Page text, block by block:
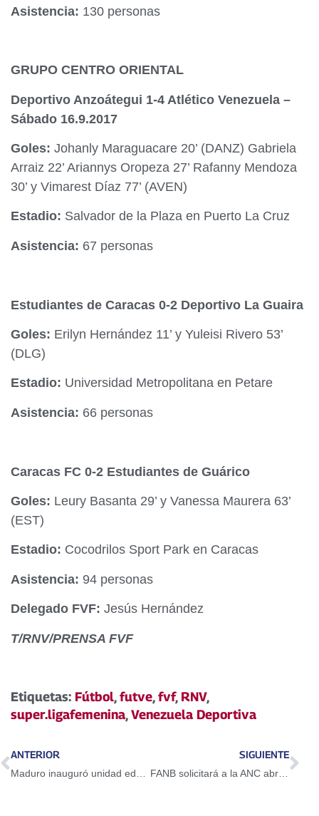
Asistencia: 130 personas
GRUPO CENTRO ORIENTAL
Deportivo Anzoátegui 1-4 Atlético Venezuela –
Sábado 16.9.2017
Goles: Johanly Maraguacare 20’ (DANZ) Gabriela
Arraiz 22’ Ariannys Oropeza 27’ Rafanny Mendoza
30’ y Vimarest Díaz 77’ (AVEN)
Estadio: Salvador de la Plaza en Puerto La Cruz
Asistencia: 67 personas
Estudiantes de Caracas 0-2 Deportivo La Guaira
Goles: Erilyn Hernández 11’ y Yuleisi Rivero 53’
(DLG)
Estadio: Universidad Metropolitana en Petare
Asistencia: 66 personas
Caracas FC 0-2 Estudiantes de Guárico
Goles: Leury Basanta 29’ y Vanessa Maurera 63’
(EST)
Estadio: Cocodrilos Sport Park en Caracas
Asistencia: 94 personas
Delegado FVF: Jesús Hernández
T/RNV/PRENSA FVF
Etiquetas: Fútbol,futve,fvf, RNV,
super.ligafemenina,Venezuela Deportiva
ANTERIOR
Maduro inauguró unidad educativa en Ciudad Caribia: Inicia año escolar 2017-2018
SIGUIENTE
FANB solicitará a la ANC abrir debate para fortalecer seguridad nacional